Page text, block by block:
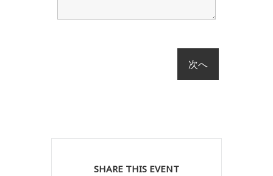
SHARE THIS EVENT